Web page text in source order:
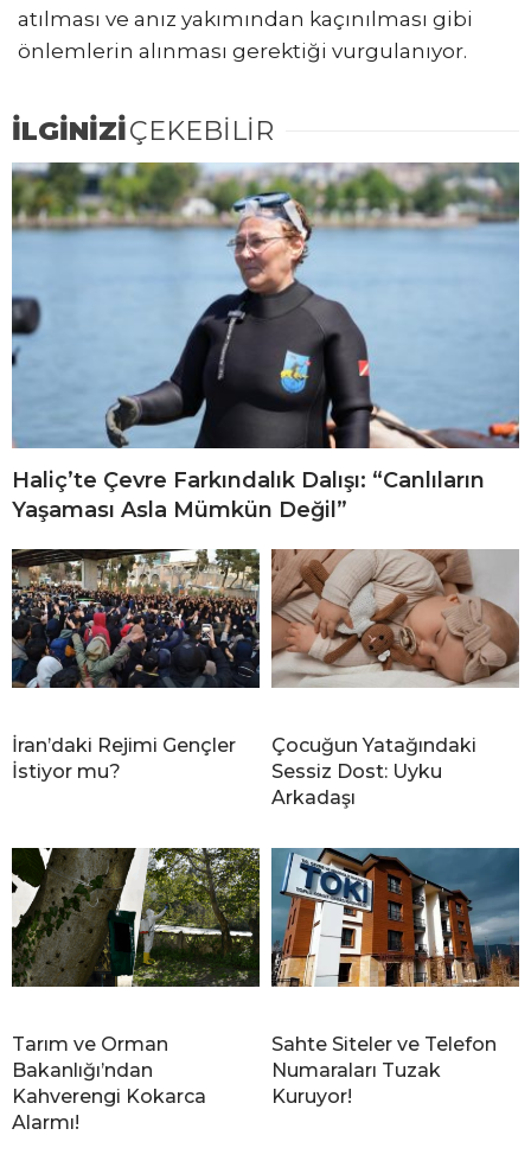
atılması ve anız yakımından kaçınılması gibi
önlemlerin alınması gerektiği vurgulanıyor.
İLGİNİZİÇEKEBİLİR
Haliç’te Çevre Farkındalık Dalışı: “Canlıların
Yaşaması Asla Mümkün Değil”
İran’daki Rejimi Gençler
İstiyor mu?
Çocuğun Yatağındaki
Sessiz Dost: Uyku
Arkadaşı
Tarım ve Orman
Bakanlığı’ndan
Kahverengi Kokarca
Alarmı!
Sahte Siteler ve Telefon
Numaraları Tuzak
Kuruyor!